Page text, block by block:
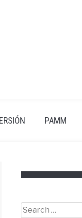
PAMM
Search